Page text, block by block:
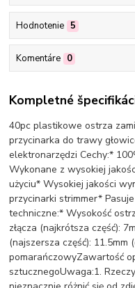
Hodnotenie 5
Komentáre 0
Kompletné
40pc plastikowe ostrza
przycinarka do trawy
elektronarzędzi Cechy:*
Wykonane z wysokiej
użyciu* Wysokiej jakości
przycinarki strimmer*
techniczne:* Wysokość
złącza (najkrótsza część):
(najszersza część): 11.5mm
pomarańczowyZawartość
sztucznegoUwaga:1.